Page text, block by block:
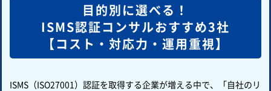
目的別に選べる！
ISMS認証コンサルおすすめ3社
【コスト・対応力・運用重視】
ISMS（ISO27001）認証を取得する企業が増える中で、「自社のリ